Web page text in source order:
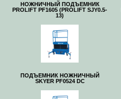
НОЖНИЧНЫЙ ПОДЪЕМНИК
PROLIFT PF1605 (PROLIFT SJY0.5-
13)
ПОДЪЕМНИК НОЖНИЧНЫЙ
SKYER PF0524 DC